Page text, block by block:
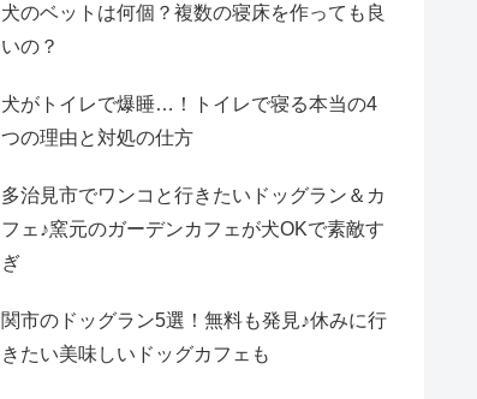
犬のベットは何個？複数の寝床を作っても良
いの？
犬がトイレで爆睡…！トイレで寝る本当の4
つの理由と対処の仕方
多治見市でワンコと行きたいドッグラン＆カ
フェ♪窯元のガーデンカフェが犬OKで素敵す
ぎ
関市のドッグラン5選！無料も発見♪休みに行
きたい美味しいドッグカフェも